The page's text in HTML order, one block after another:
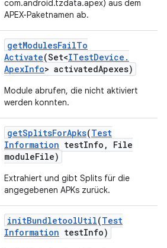
com.android.tzdata.apex) aus dem
APEX-Paketnamen ab.
getModulesFailTo
Activate(Set<ITestDevice .
ApexInfo> activatedApexes)
Module abrufen, die nicht aktiviert
werden konnten.
getSplitsForApks(Test
Information testInfo ,
File
moduleFile)
Extrahiert und gibt Splits für die
angegebenen APKs zurück.
initBundletoolUtil(Test
Information testInfo)